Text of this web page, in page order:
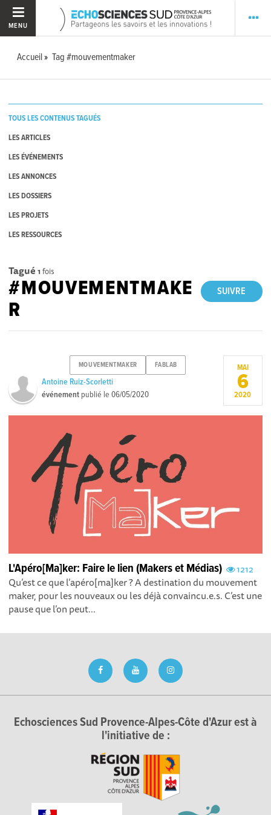
MENU
Accueil Tag #mouvementmaker
TOUS LES CONTENUS TAGUÉS
LES ARTICLES
LES ÉVÉNEMENTS
LES ANNONCES
LES DOSSIERS
LES PROJETS
LES RESSOURCES
Tagué 1 fois
SUIVRE
#MOUVEMENTMAKE
R
MOUVEMENTMAKER FABLAB
Antoine Ruiz-Scorletti
événement publié le06/05/2020
MAI
6
2020
1212
L'Apéro[Ma]ker: Faire le lien (Makers et Médias)
Qu’est ce que l’apéro[ma]ker ? A destination du mouvement
maker, pour les nouveaux ou les déjà convaincu.e.s. C’est une
pause que l’on peut...
Echosciences Sud Provence-Alpes-Côte d'Azur est à
l'initiative de :